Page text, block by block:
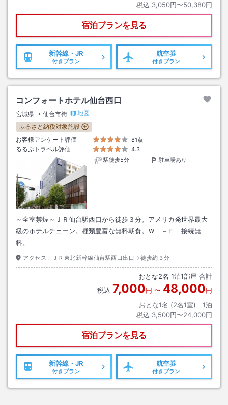
税込 3,050円〜50,380円
宿泊プランを見る
新幹線・JR
付きプラン
航空券
付きプラン
コンフォートホテル仙台西口
宮城県 仙台市街
地図
ふるさと納税対象施設
お客様アンケート評価
81点
るるぶトラベル評価
4.3
駅徒歩5分
駐車場あり
～全室禁煙～ＪＲ仙台駅西口から徒歩３分。アメリカ発世界最大
級のホテルチェーン。種類豊富な無料朝食。Ｗｉ－Ｆｉ接続無
料。
アクセス： ＪＲ東北新幹線仙台駅西口出口→徒歩約３分
おとな2名 1泊1部屋 合計
税込 7,000円 〜 48,000円
おとな1名 (2名1室)｜ 1泊
税込 3,500円〜24,000円
宿泊プランを見る
新幹線・JR
付きプラン
航空券
付きプラン